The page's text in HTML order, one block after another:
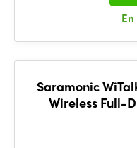
Saramonic
Wireless Full-